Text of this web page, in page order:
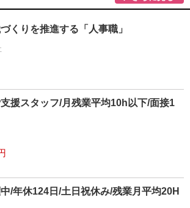
くりを推進する「人事職」
援スタッフ/月残業平均10h以下/面接1
中/年休124日/土日祝休み/残業月平均20H